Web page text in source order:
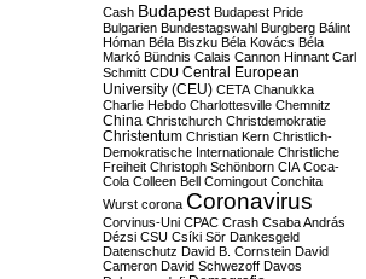
Cash Budapest Budapest Pride
Bulgarien Bundestagswahl Burgberg Bálint
Hóman Béla Biszku Béla Kovács Béla
Markó Bündnis Calais Cannon Hinnant Carl
Schmitt CDU Central European
University (CEU) CETA Chanukka
Charlie Hebdo Charlottesville Chemnitz
China Christchurch Christdemokratie
Christentum Christian Kern Christlich-
Demokratische Internationale Christliche
Freiheit Christoph Schönborn CIA Coca-
Cola Colleen Bell Comingout Conchita
Wurst corona Coronavirus
Corvinus-Uni CPAC Crash Csaba András
Dézsi CSU Csíki Sör Dankesgeld
Datenschutz David B. Cornstein David
Cameron David Schwezoff Davos